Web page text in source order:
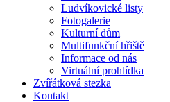
Ludvíkovické listy
Fotogalerie
Kulturní dům
Multifunkční hřiště
Informace od nás
Virtuální prohlídka
Zvířátková stezka
Kontakt